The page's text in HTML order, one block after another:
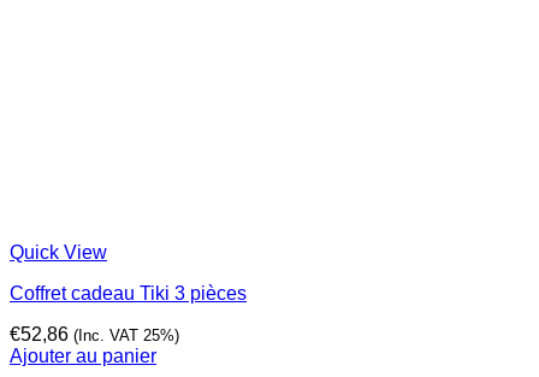
Quick View
Coffret cadeau Tiki 3 pièces
€52,86 (Inc. VAT 25%)
Ajouter au panier